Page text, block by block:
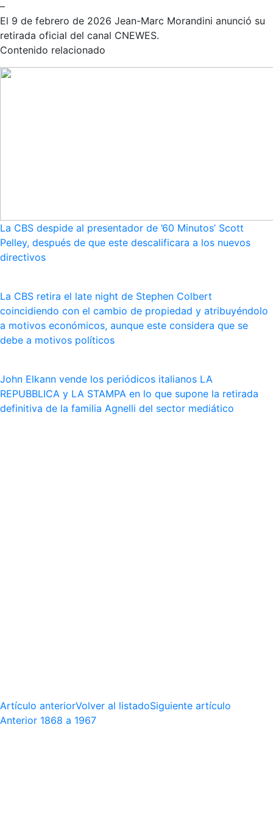
–
El 9 de febrero de 2026 Jean-Marc Morandini anunció su
retirada oficial del canal CNEWES.
Contenido relacionado
La CBS despide al presentador de ’60 Minutos’ Scott
Pelley, después de que este descalificara a los nuevos
directivos
La CBS retira el late night de Stephen Colbert
coincidiendo con el cambio de propiedad y atribuyéndolo
a motivos económicos, aunque este considera que se
debe a motivos políticos
John Elkann vende los periódicos italianos LA
REPUBBLICA y LA STAMPA en lo que supone la retirada
definitiva de la familia Agnelli del sector mediático
Artículo anteriorVolver al listadoSiguiente artículo
Anterior 1868 a 1967